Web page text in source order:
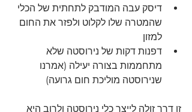
דיסק עבה המודבק לתחתית של הכלי
שהמטרה שלו לקלוט ולפזר את החום
למזון
דפנות דקות של נירוסטה שלא
מתחממות בצורה יעילה (אמרנו
שנירוסטה מוליכת חום גרועה)
זו דרך זולה לייצר כלי נירוסטה ולרוב היא